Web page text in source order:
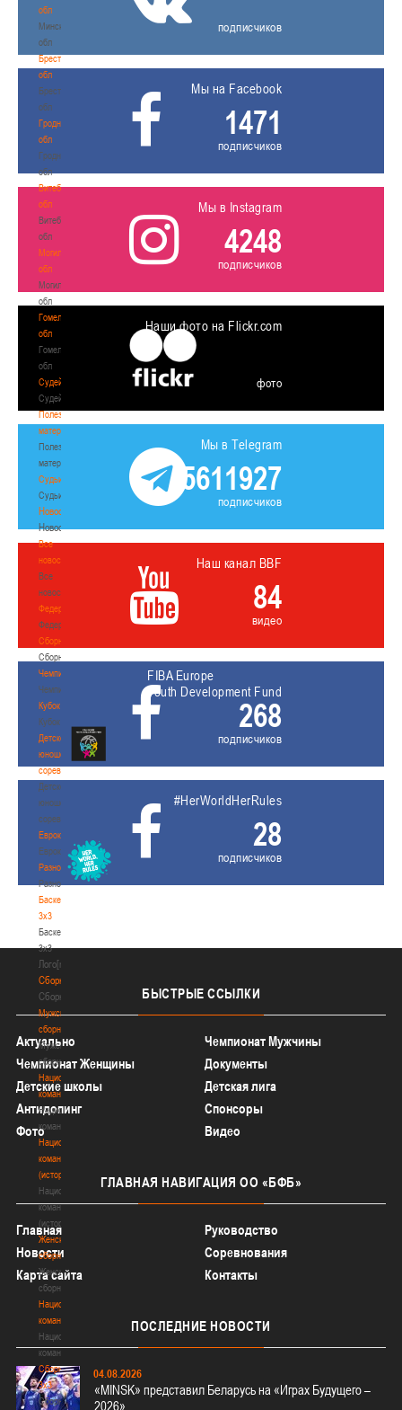
обл
Минская
обл
Брестская
обл
Брестская
обл
Гродненская
обл
Гродненская
обл
Витебская
обл
Витебская
обл
Могилевская
обл
Могилевская
обл
Гомельская
обл
Гомельская
обл
Судейство
Судейство
Полезные
материалы
Полезные
материалы
Судьи
Судьи
Новости
Новости
Все
новости
Все
новости
Федерация
Федерация
Сборные
Сборные
Чемпионат
Чемпионат
Кубок
Кубок
Детско-
юношеские
соревнования
Детско-
юношеские
соревнования
Еврокубки
Еврокубки
Разное
Разное
Баскетбол
3х3
Баскетбол
3х3
Лого[modid=121]
Сборные
Сборные
Мужские
сборные
Мужские
сборные
Национальная
команда
Национальная
команда
Национальная
команда
(история)
Национальная
команда
(история)
Женские
сборные
Женские
сборные
Национальная
команда
Национальная
команда
Сборные
3х3
Сборные
подписчиков
Мы на Facebook
1471
подписчиков
Мы в Instagram
4248
подписчиков
Наши фото на Flickr.com
фото
Мы в Telegram
5611927
подписчиков
Наш канал BBF
84
видео
FIBA Europe
Youth Development Fund
268
подписчиков
#HerWorldHerRules
28
подписчиков
БЫСТРЫЕ ССЫЛКИ
Актуально
Чемпионат Мужчины
Чемпионат Женщины
Документы
Детские школы
Детская лига
Антидопинг
Спонсоры
Фото
Видео
ГЛАВНАЯ НАВИГАЦИЯ ОО «БФБ»
Главная
Руководство
Новости
Соревнования
Карта сайта
Контакты
ПОСЛЕДНИЕ НОВОСТИ
04.08.2026
«MINSK» представил Беларусь на «Играх Будущего –
2026»